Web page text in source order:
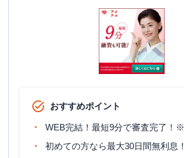
おすすめポイント
WEB完結！最短9分で審査完了！※
初めての方なら最大30日間無利息！